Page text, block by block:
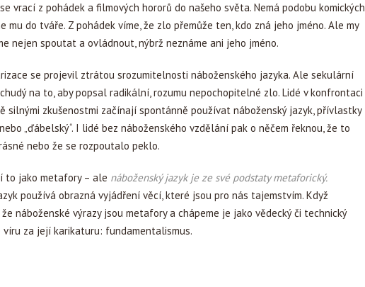
vrací z pohádek a filmových hororů do našeho světa. Nemá podobu komických
mu do tváře. Z pohádek víme, že zlo přemůže ten, kdo zná jeho jméno. Ale my
nejen spoutat a ovládnout, nýbrž neznáme ani jeho jméno.
se projevil ztrátou srozumitelnosti náboženského jazyka. Ale sekulární
na to, aby popsal radikální, rozumu nepochopitelné zlo. Lidé v konfrontaci
silnými zkušenostmi začínají spontánně používat náboženský jazyk, přívlastky
nebo „ďábelský“. I lidé bez náboženského vzdělání pak o něčem řeknou, že to
nebo že se rozpoutalo peklo.
to jako metafory – ale náboženský jazyk je ze své podstaty metaforický.
používá obrazná vyjádření věcí, které jsou pro nás tajemstvím. Když
že náboženské výrazy jsou metafory a chápeme je jako vědecký či technický
víru za její karikaturu: fundamentalismus.